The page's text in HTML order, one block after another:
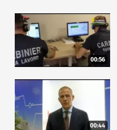
00:56
00:44